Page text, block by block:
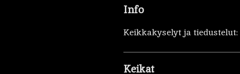
Info
Keikkakyselyt ja tiedustelut:
Keikat